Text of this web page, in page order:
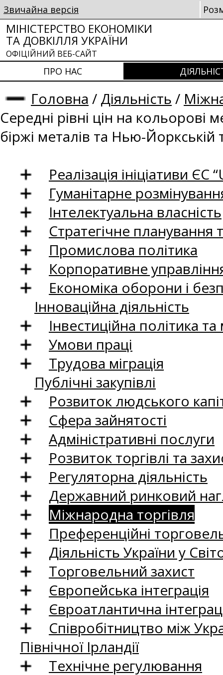
Звичайна версія
МІНІСТЕРСТВО ЕКОНОМІКИ
ТА ДОВКІЛЛЯ УКРАЇНИ
ОФІЦІЙНИЙ ВЕБ-САЙТ
ПРО НАС
Головна / Діяльність /
Середні рівні цін на кольорові
біржі металів та Нью-Йоркській
Реалізація ініціативи ЄС
Гуманітарне
Інтелектуальна власність
Стратегічне
Промислова політика
Корпоративне
Економіка оборони і
Інноваційна діяльність
Інвестиційна політика
Умови праці
Трудова міграція
Публічні закупівлі
Розвиток людського
Сфера зайнятості
Адміністративні послуги
Розвиток торгівлі та
Регуляторна діяльність
Державний ринковий
Міжнародна торгівля
Преференційні
Діяльність України у
Торговельний захист
Європейська інтеграція
Євроатлантична
Співробітництво між
Північної Ірландії
Технічне регулювання